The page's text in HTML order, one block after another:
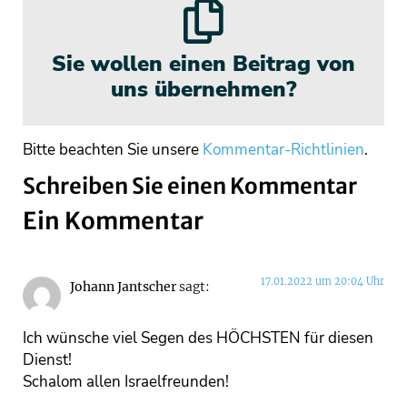
Sie wollen einen Beitrag von
uns übernehmen?
Bitte beachten Sie unsere Kommentar-Richtlinien.
Schreiben Sie einen Kommentar
Ein Kommentar
Johann Jantschersagt: 17.01.2022 um 20:04 Uhr
Ich wünsche viel Segen des HÖCHSTEN für diesen
Dienst!
Schalom allen Israelfreunden!